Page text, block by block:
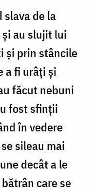
slava de la
au slujit lui
și prin stâncile
a fi urâți și
făcut nebuni
fost sfinții
în vedere
sileau mai
decât a le
care se